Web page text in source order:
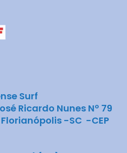
Surf
Ricardo Nunes Nº 79
-SC -CEP